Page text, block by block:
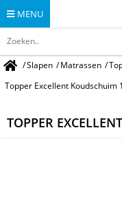
MENU
/Slapen /Matrassen /
Topper Excellent Koudschuim
TOPPER